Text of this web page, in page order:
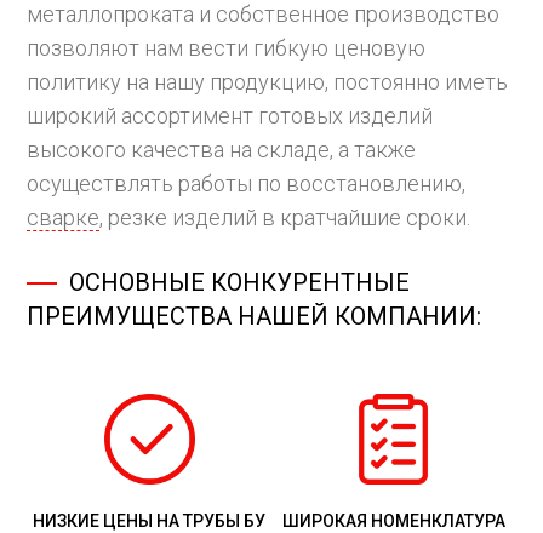
металлопроката и собственное производство
позволяют нам вести гибкую ценовую
политику на нашу продукцию, постоянно иметь
широкий ассортимент готовых изделий
высокого качества на складе, а также
осуществлять работы по восстановлению,
сварке, резке изделий в кратчайшие сроки.
ОСНОВНЫЕ КОНКУРЕНТНЫЕ
ПРЕИМУЩЕСТВА НАШЕЙ КОМПАНИИ:
НИЗКИЕ ЦЕНЫ НА ТРУБЫ БУ
ШИРОКАЯ НОМЕНКЛАТУРА